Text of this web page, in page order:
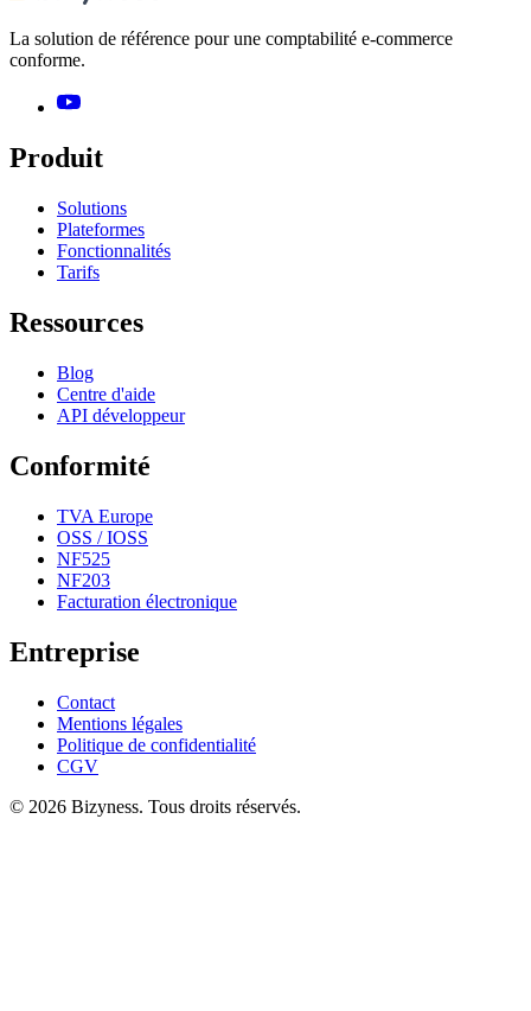
La solution de référence pour une comptabilité e-commerce
conforme.
Produit
Solutions
Plateformes
Fonctionnalités
Tarifs
Ressources
Blog
Centre d'aide
API développeur
Conformité
TVA Europe
OSS / IOSS
NF525
NF203
Facturation électronique
Entreprise
Contact
Mentions légales
Politique de confidentialité
CGV
© 2026 Bizyness. Tous droits réservés.